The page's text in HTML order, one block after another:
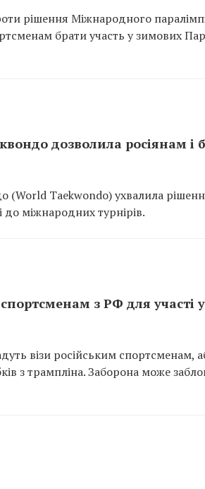
рішення Міжнародного
брати участь у зимових
дозволила росіянам і
(World Taekwondo) ухвалила
до міжнародних турнірів.
з РФ для участі у
візи російським спортсменам,
з трампліна. Заборона може